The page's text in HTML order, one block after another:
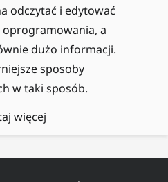
odczytać i edytować
a
dużo informacji.
sposoby
w taki sposób.
więcej